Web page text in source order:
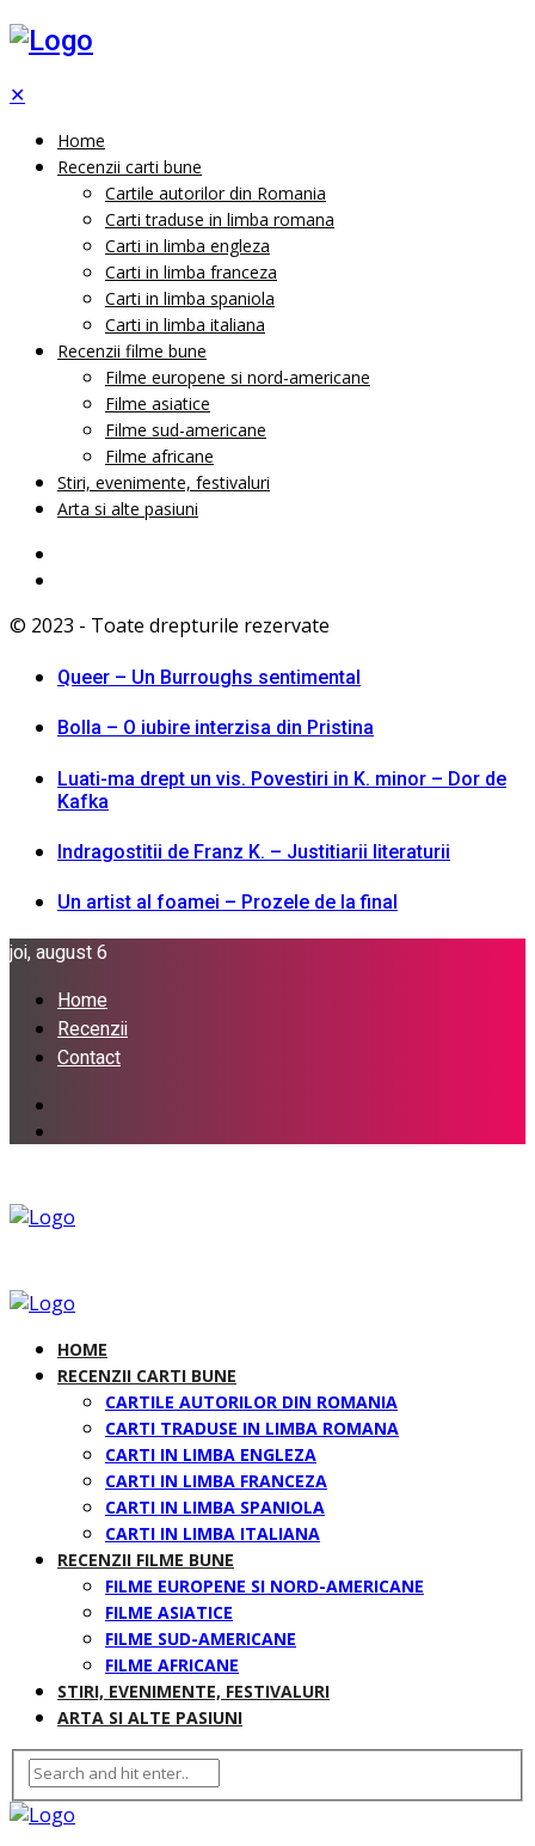
✕
Home
Recenzii carti bune
Cartile autorilor din Romania
Carti traduse in limba romana
Carti in limba engleza
Carti in limba franceza
Carti in limba spaniola
Carti in limba italiana
Recenzii filme bune
Filme europene si nord-americane
Filme asiatice
Filme sud-americane
Filme africane
Stiri, evenimente, festivaluri
Arta si alte pasiuni
© 2023 - Toate drepturile rezervate
Queer – Un Burroughs sentimental
Bolla – O iubire interzisa din Pristina
Luati-ma drept un vis. Povestiri in K. minor – Dor de
Kafka
Indragostitii de Franz K. – Justitiarii literaturii
Un artist al foamei – Prozele de la final
joi, august 6
Home
Recenzii
Contact
HOME
RECENZII CARTI BUNE
CARTILE AUTORILOR DIN ROMANIA
CARTI TRADUSE IN LIMBA ROMANA
CARTI IN LIMBA ENGLEZA
CARTI IN LIMBA FRANCEZA
CARTI IN LIMBA SPANIOLA
CARTI IN LIMBA ITALIANA
RECENZII FILME BUNE
FILME EUROPENE SI NORD-AMERICANE
FILME ASIATICE
FILME SUD-AMERICANE
FILME AFRICANE
STIRI, EVENIMENTE, FESTIVALURI
ARTA SI ALTE PASIUNI